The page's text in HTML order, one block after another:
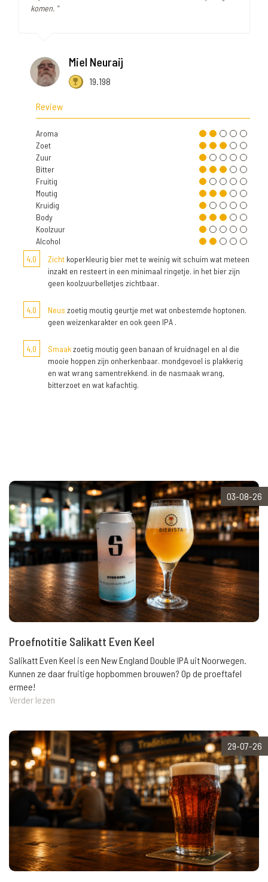
komen. "
Miel Neuraij
19.198
Review
Aroma
Zoet
Zuur
Bitter
Fruitig
Moutig
Kruidig
Body
Koolzuur
Alcohol
4,0
Zicht koperkleurig bier met te weinig wit schuim wat meteen
inzakt en resteert in een minimaal ringetje. in het bier zijn
geen koolzuurbelletjes zichtbaar.
4,0 Neus zoetig moutig geurtje met wat onbestemde hoptonen.
geen weizenkarakter en ook geen IPA .
4,0 Smaakzoetig moutig geen banaan of kruidnagel en al die
mooie hoppen zijn onherkenbaar. mondgevoel is plakkerig
en wat wrang samentrekkend. in de nasmaak wrang,
bitterzoet en wat kafachtig.
03-08-26
Proefnotitie Salikatt Even Keel
Salikatt Even Keel is een New England Double IPA uit Noorwegen.
Kunnen ze daar fruitige hopbommen brouwen? Op de proeftafel
ermee!
Verder lezen
29-07-26